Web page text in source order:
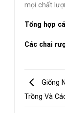
mọi chất
Tổng hợp
Các chai
Giống
Trồng Và